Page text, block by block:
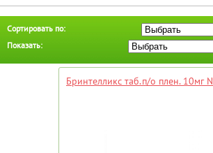
Сортировать по:
Показать:
Бринтелликс таб.п/о плен. 10мг